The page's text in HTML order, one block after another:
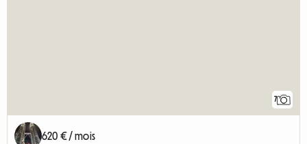
7
620 € / mois